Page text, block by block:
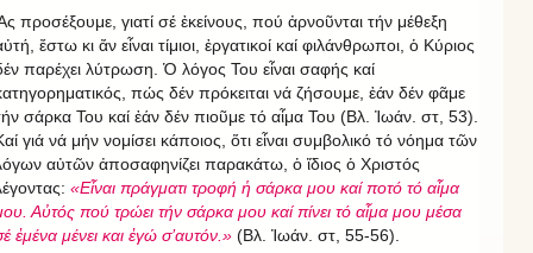
προσέξουμε, γιατί σέ ἐκείνους, πού ἀρνοῦνται τήν μέθεξη
ἔστω κι ἄν εἶναι τίμιοι, ἐργατικοί καί φιλάνθρωποι, ὁ Κύριος
παρέχει λύτρωση. Ὁ λόγος Του εἶναι σαφής καί
πώς δέν πρόκειται νά ζήσουμε, ἐάν δέν φᾶμε
σάρκα Του καί ἐάν δέν πιοῦμε τό αἷμα Του (Βλ. Ἰωάν. στ, 53).
γιά νά μήν νομίσει κάποιος, ὅτι εἶναι συμβολικό τό νόημα τῶν
αὐτῶν ἀποσαφηνίζει παρακάτω, ὁ ἴδιος ὁ Χριστός
«Εἶναι πράγματι τροφή ἡ σάρκα μου καί ποτό τό αἷμα
Αὐτός πού τρώει τήν σάρκα μου καί πίνει τό αἷμα μου μέσα
ἐμένα μένει και ἐγώ σ’αυτόν.» (Βλ. Ἰωάν. στ, 55-56).